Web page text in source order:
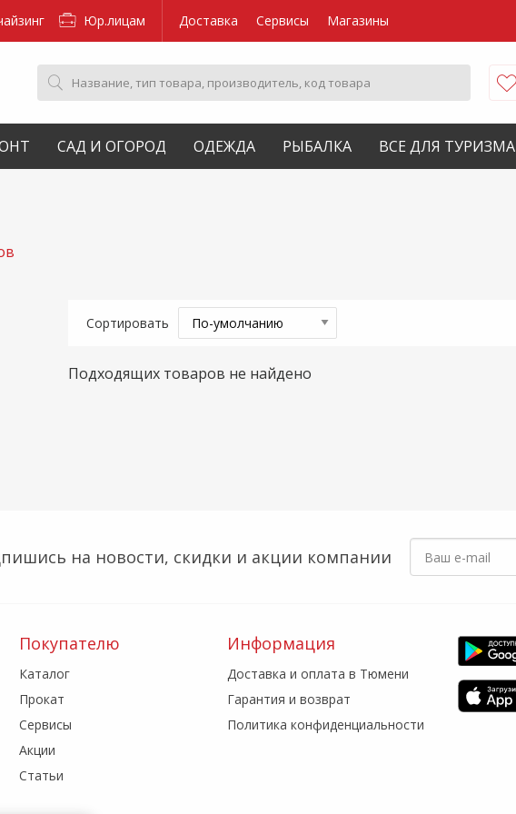
Юр.лицам Доставка Сервисы Магазины
САД И ОГОРОД ОДЕЖДА РЫБАЛКА ВСЕ ДЛЯ ТУРИЗМА
Сортировать
Подходящих товаров не найдено
на новости, скидки и акции компании
Покупателю
Каталог
Прокат
Сервисы
Акции
Статьи
Информация
Доставка и оплата в Тюмени
Гарантия и возврат
Политика конфиденциальности